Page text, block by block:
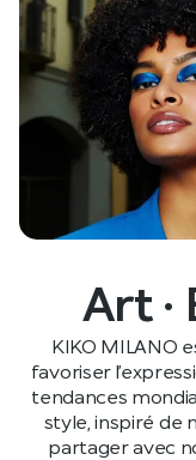
Art ·
KIKO MILANO
favoriser
tendances
style, inspiré de
partager avec